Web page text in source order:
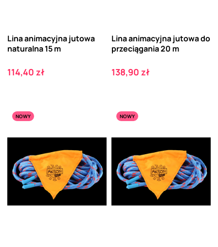
Lina animacyjna jutowa
naturalna 15 m
Cena
114,40 zł
Lina animacyjna jutowa do
przeciągania 20 m
Cena
138,90 zł
NOWY NOWY